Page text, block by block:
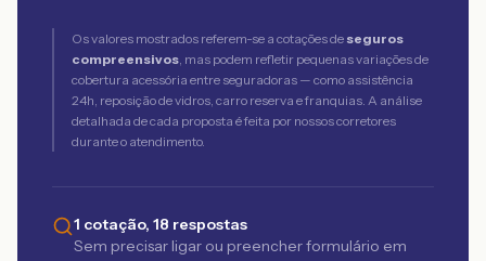
Os valores mostrados referem-se a cotações de seguros
compreensivos, mas podem refletir pequenas variações de
cobertura acessória entre seguradoras — como assistência
24h, reposição de vidros, carro reserva e franquias. A análise
detalhada de cada proposta é feita por nossos corretores
durante o atendimento.
1 cotação, 18 respostas
Sem precisar ligar ou preencher formulário em